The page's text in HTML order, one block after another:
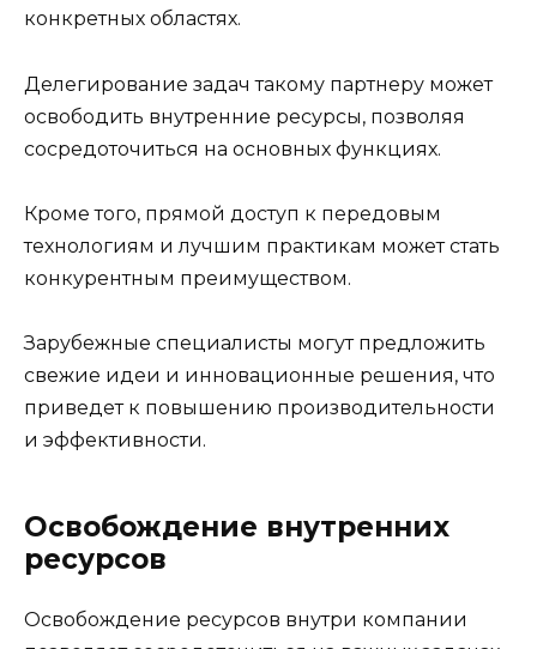
конкретных областях.
Делегирование задач такому партнеру может
освободить внутренние ресурсы, позволяя
сосредоточиться на основных функциях.
Кроме того, прямой доступ к передовым
технологиям и лучшим практикам может стать
конкурентным преимуществом.
Зарубежные специалисты могут предложить
свежие идеи и инновационные решения, что
приведет к повышению производительности
и эффективности.
Освобождение внутренних
ресурсов
Освобождение ресурсов внутри компании